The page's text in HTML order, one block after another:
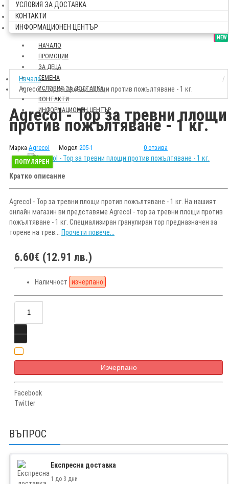
УСЛОВИЯ ЗА ДОСТАВКА
КОНТАКТИ
ИНФОРМАЦИОНЕН ЦЕНТЪР
НАЧАЛО
SALE
ПРОМОЦИИ
NEW
ЗА ДЕЦА
СЕМЕНА
УСЛОВИЯ ЗА ДОСТАВКА
КОНТАКТИ
ИНФОРМАЦИОНЕН ЦЕНТЪР
Начало
Agrecol - Тор за тревни площи против пожълтяване - 1 кг.
Agrecol - Тор за тревни площи
против пожълтяване - 1 кг.
Марка Agrecol Модел 205-1 0 отзива
ПОПУЛЯРЕН
Кратко описание
Agrecol - Тор за тревни площи против пожълтяване - 1 кг. На нашият
онлайн магазин ви представяме Agrecol - тор за тревни площи против
пожълтяване - 1 кг. Специализиран гранулиран тор предназначен за
торене на трев... Прочети повече...
6.60€ (12.91 лв.)
Наличност изчерпано
Изчерпано
Facebook
Twitter
ВЪПРОС
Експресна доставка
1 до 3 дни